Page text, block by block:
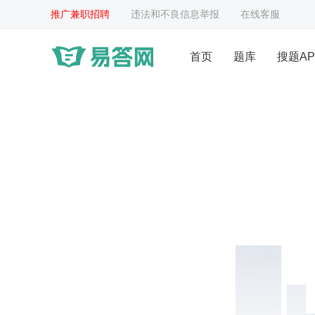
推广兼职招聘 违法和不良信息举报 在线客服
首页 题库 搜题